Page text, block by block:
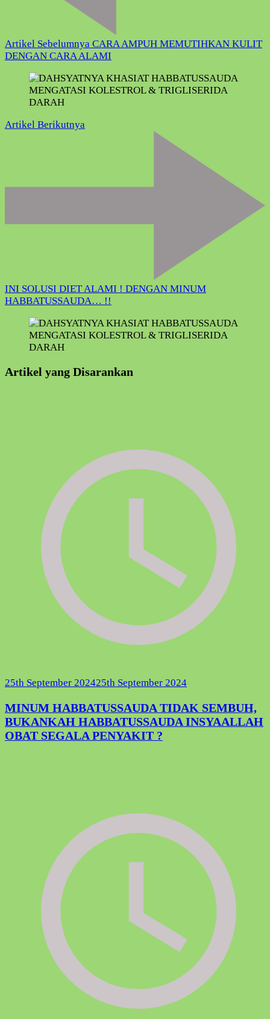
Artikel Sebelumnya CARA AMPUH MEMUTIHKAN KULIT
DENGAN CARA ALAMI
Artikel Berikutnya
INI SOLUSI DIET ALAMI ! DENGAN MINUM
HABBATUSSAUDA… !!
Artikel yang Disarankan
25th September 202425th September 2024
MINUM HABBATUSSAUDA TIDAK SEMBUH,
BUKANKAH HABBATUSSAUDA INSYAALLAH
OBAT SEGALA PENYAKIT ?